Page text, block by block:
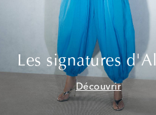
Les signatures
Découvrir